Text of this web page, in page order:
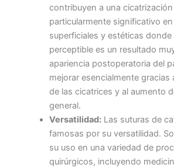
Correo
Teléfono
País*
contribuyen a una
particularmente significativo
superficiales y estéticas
perceptible es un resultado
apariencia postoperatoria del
mejorar esencialmente gracias
de las cicatrices y al aumento
general.
Versatilidad:Las suturas de
famosas por su versatilidad.
su uso en una variedad de
quirúrgicos, incluyendo